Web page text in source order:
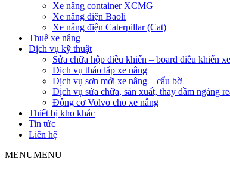
Xe nâng container XCMG
Xe nâng điện Baoli
Xe nâng điện Caterpillar (Cat)
Thuê xe nâng
Dịch vụ kỹ thuật
Sửa chữa hộp điều khiển – board điều khiển
Dịch vụ tháo lắp xe nâng
Dịch vụ sơn mới xe nâng – cẩu bờ
Dịch vụ sửa chữa, sản xuất, thay dầm ngáng
Động cơ Volvo cho xe nâng
Thiết bị kho khác
Tin tức
Liên hệ
MENUMENU